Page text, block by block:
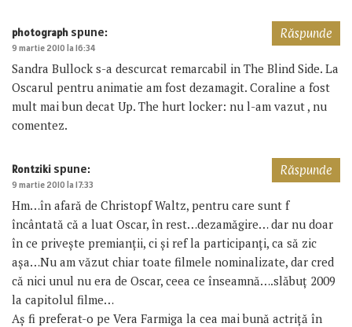
photograph spune:
9 martie 2010 la 16:34
Sandra Bullock s-a descurcat remarcabil in The Blind Side. La
Oscarul pentru animatie am fost dezamagit. Coraline a fost
mult mai bun decat Up. The hurt locker: nu l-am vazut , nu
comentez.
Răspunde
Rontziki spune:
9 martie 2010 la 17:33
Hm…în afară de Christopf Waltz, pentru care sunt f
încântată că a luat Oscar, în rest…dezamăgire… dar nu doar
în ce priveşte premianţii, ci şi ref la participanţi, ca să zic
aşa…Nu am văzut chiar toate filmele nominalizate, dar cred
că nici unul nu era de Oscar, ceea ce înseamnă….slăbuţ 2009
la capitolul filme…
Aş fi preferat-o pe Vera Farmiga la cea mai bună actriţă în
Răspunde